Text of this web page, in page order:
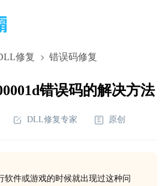
修复 错误码修复
错误码的解决方法
DLL修复专家 原创
软件或游戏的时候就出现过这种问